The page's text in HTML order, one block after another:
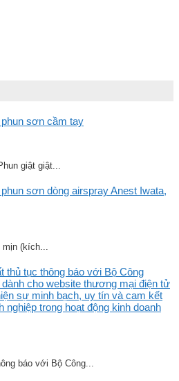
sơn cầm tay
giật giật...
sơn dòng airspray Anest Iwata,
(kích...
thủ tục thông báo với Bộ Công
cho website thương mại điện tử
sự minh bạch, uy tín và cam kết
nghiệp trong hoạt động kinh doanh
báo với Bộ Công...